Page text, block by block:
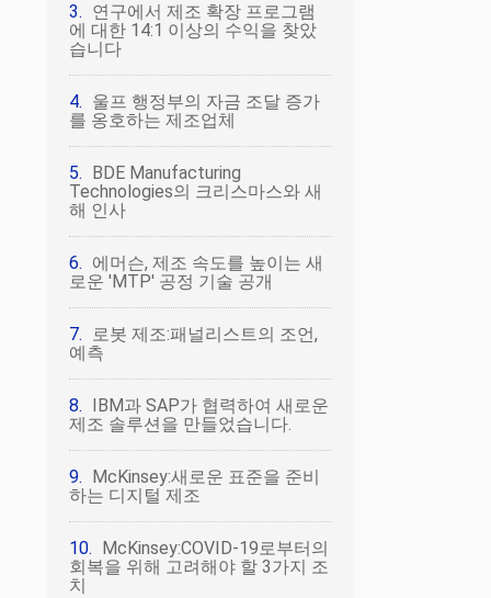
연구에서 제조 확장 프로그램
에 대한 14:1 이상의 수익을 찾았
습니다
울프 행정부의 자금 조달 증가
를 옹호하는 제조업체
BDE Manufacturing
Technologies의 크리스마스와 새
해 인사
에머슨, 제조 속도를 높이는 새
로운 'MTP' 공정 기술 공개
로봇 제조:패널리스트의 조언,
예측
IBM과 SAP가 협력하여 새로운
제조 솔루션을 만들었습니다.
McKinsey:새로운 표준을 준비
하는 디지털 제조
McKinsey:COVID-19로부터의
회복을 위해 고려해야 할 3가지 조
치